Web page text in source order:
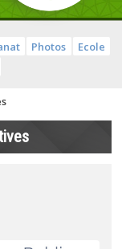
Photos
Ecole